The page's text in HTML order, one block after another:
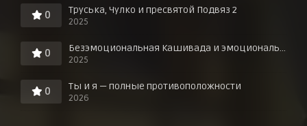
0 Труська, Чулко и пресвятой Подвяз 2
2025
0 Безэмоциональная Кашивада и эмоциональный Ота
2025
0 Ты и я — полные противоположности
2026